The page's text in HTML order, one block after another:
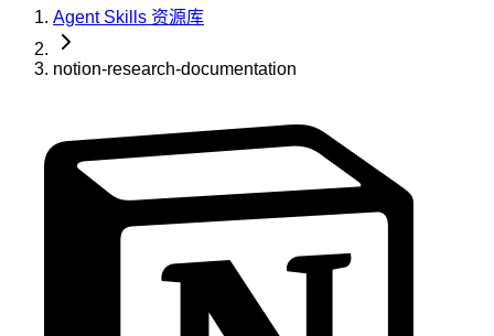
Agent Skills 资源库
notion-research-documentation